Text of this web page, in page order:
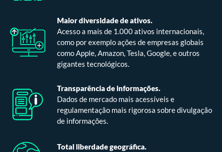
Maior diversidade de ativos.
Acesso a mais de 1.000 ativos internacionais,
como por exemplo ações de empresas globais
como Apple, Amazon, Tesla, Google, e outros
gigantes tecnológicos.
Transparência de informações.
Dados de mercado mais acessíveis e
regulamentação mais rigorosa sobre divulgação
de informações.
Total liberdade geográfica.